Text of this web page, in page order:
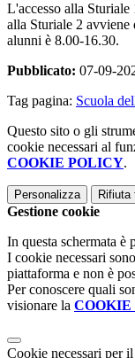
L'accesso alla
alla Sturiale 2
alunni è 8.00-16.30.
Pubblicato: 07-09-
Tag pagina: Scuola
Questo sito o gli
cookie necessari al
COOKIE POLICY.
Personalizza Rifiuta
Gestione cookie
In questa schermata è
I cookie necessari
piattaforma e non è
Per conoscere quali
visionare la
Cookie necessari per